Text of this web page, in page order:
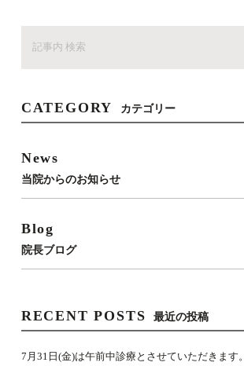
CATEGORY カテゴリー
News
当院からのお知らせ
Blog
院長ブログ
RECENT POSTS 最近の投稿
7月31日(金)は午前中診療とさせていただきます。